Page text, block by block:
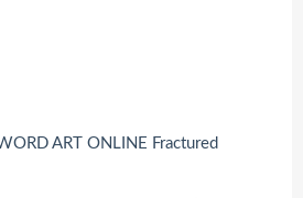
ART ONLINE Fractured